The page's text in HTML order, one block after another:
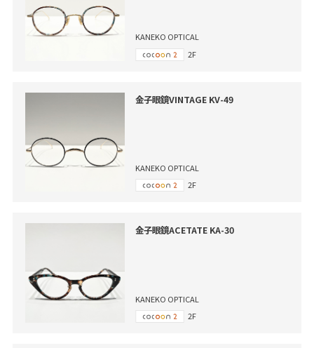
KANEKO OPTICAL
2F
金子眼鏡VINTAGE KV-49
KANEKO OPTICAL
2F
金子眼鏡ACETATE KA-30
KANEKO OPTICAL
2F